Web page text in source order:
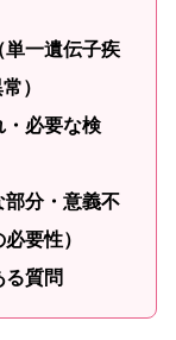
単一遺伝子疾
）
・必要な検
部分・意義不
要性）
質問